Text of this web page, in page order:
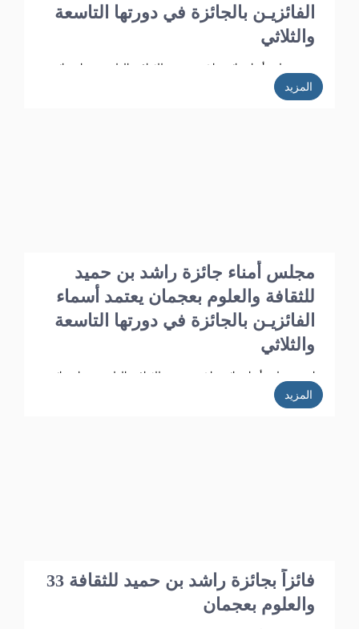
الفائزيـن بالجائزة في دورتها التاسعة
والثلاثي
عتمد مجلس أمناء جائزة راشد بن حميد للثقافة والعلوم بعجمان نتائج
عقد برئاسة الدكتور أ.د. خليفـة الشعالـي وبحضور الأعضاء: أ.د. عبد الله
المزيد
مجلس أمناء جائزة راشد بن حميد
للثقافة والعلوم بعجمان يعتمد أسماء
الفائزيـن بالجائزة في دورتها التاسعة
والثلاثي
اعتمد مجلس أمناء جائزة راشد بن حميد للثقافة والعلوم بعجمان نتائج
عقد برئاسة الدكتور أ.د. خليفـة الشعالـي وبحضور الأعضاء: ، أ.د. عبد
المزيد
33 فائزاً بجائزة راشد بن حميد للثقافة
والعلوم بعجمان